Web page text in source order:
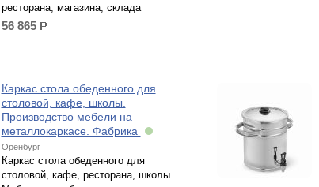
ресторана, магазина, склада
56 865 р.
Каркас стола обеденного для
столовой, кафе, школы.
Производство мебели на
металлокаркасе. Фабрика
Оренбург
Каркас стола обеденного для
столовой, кафе, ресторана, школы.